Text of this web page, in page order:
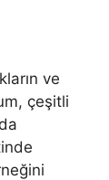
ve
çeşitli